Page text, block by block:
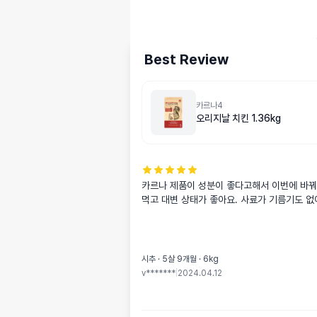
Best Review
카르나4
오리지날 치킨 1.36kg
카르나 제품이 성분이 좋다고해서 이번에 바
먹고 대변 상태가 좋아요. 사료가 기름기도
시추 · 5살 9개월 · 6kg
v******* 2024.04.12